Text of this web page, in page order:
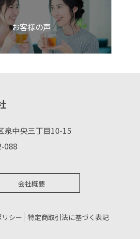
お客様の声
泉中央三丁目10-15
088
会社概要
シー 特定商取引法に基づく表記